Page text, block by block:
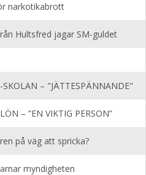
narkotikabrott
Hultsfred jagar SM-guldet
– "JÄTTESPÄNNANDE"
– ”EN VIKTIG PERSON”
på väg att spricka?
myndigheten